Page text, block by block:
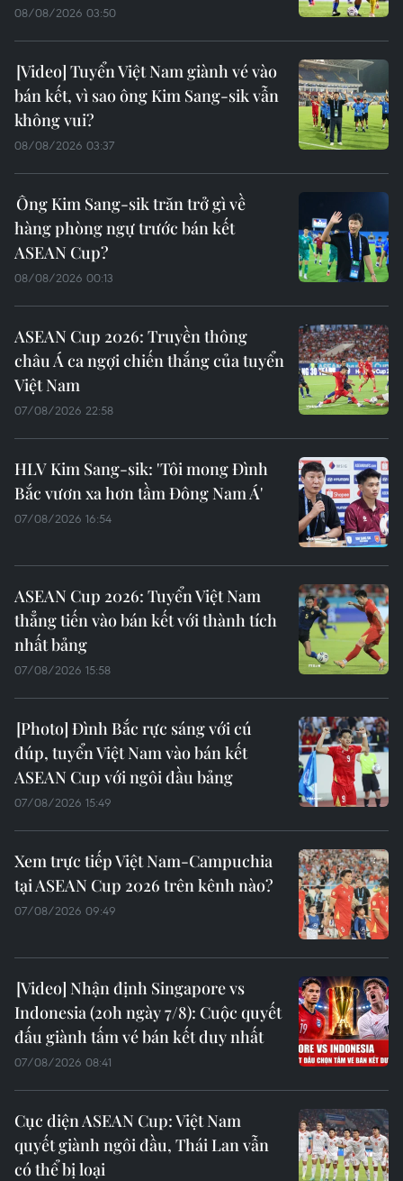
08/08/2026 03:50
Tuyển Việt Nam giành vé vào
bán kết, vì sao ông Kim Sang-sik vẫn
không vui?
08/08/2026 03:37
Ông Kim Sang-sik trăn trở gì về
hàng phòng ngự trước bán kết
ASEAN Cup?
08/08/2026 00:13
ASEAN Cup 2026: Truyền thông
châu Á ca ngợi chiến thắng của tuyển
Việt Nam
07/08/2026 22:58
HLV Kim Sang-sik: 'Tôi mong Đình
Bắc vươn xa hơn tầm Đông Nam Á'
07/08/2026 16:54
ASEAN Cup 2026: Tuyển Việt Nam
thẳng tiến vào bán kết với thành tích
nhất bảng
07/08/2026 15:58
Đình Bắc rực sáng với cú
đúp, tuyển Việt Nam vào bán kết
ASEAN Cup với ngôi đầu bảng
07/08/2026 15:49
Xem trực tiếp Việt Nam-Campuchia
tại ASEAN Cup 2026 trên kênh nào?
07/08/2026 09:49
Nhận định Singapore vs
Indonesia (20h ngày 7/8): Cuộc quyết
đấu giành tấm vé bán kết duy nhất
07/08/2026 08:41
Cục diện ASEAN Cup: Việt Nam
quyết giành ngôi đầu, Thái Lan vẫn
có thể bị loại